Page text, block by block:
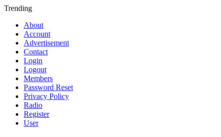
Trending
About
Account
Advertisement
Contact
Login
Logout
Members
Password Reset
Privacy Policy
Radio
Register
User